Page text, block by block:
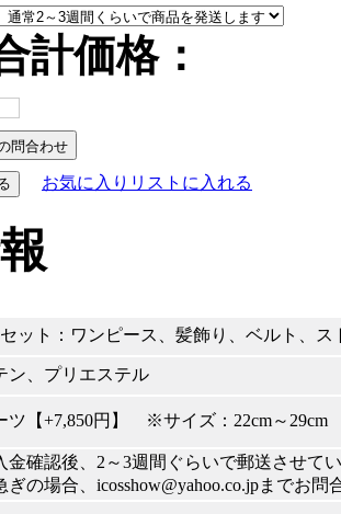
計価格：
お気に入りリストに入れる
ット：ワンピース、髪飾り、ベルト、
ン、プリエステル
ツ【+7,850円】 ※サイズ：22cm～29cm
金確認後、2～3週間ぐらいで郵送させて
ぎの場合、icosshow@yahoo.co.jpまでお問